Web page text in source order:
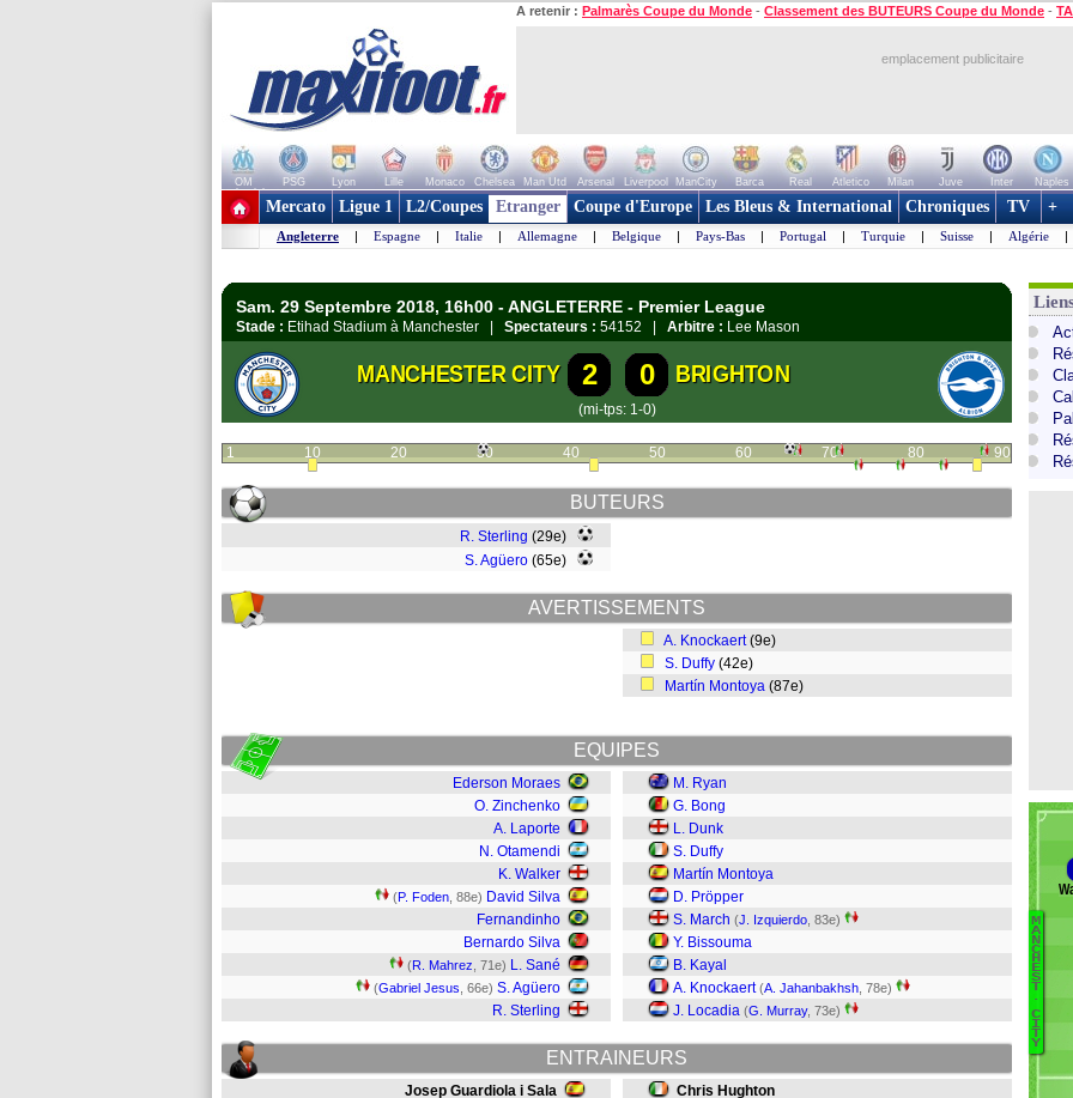
A retenir : Palmarès Coupe du Monde - Classement des BUTEURS Coupe du Monde -
emplacement publicitaire
OM PSG Lyon Lille Monaco Chelsea Man Utd Arsenal Liverpool ManCity Barca Real Atletico Milan Juve Inter Naples
+ de clubs
Mercato Ligue 1 L2/Coupes Etranger Coupe d'Europe Les Bleus & International Chroniques TV +
Angleterre | Espagne | Italie | Allemagne | Belgique | Pays-Bas | Portugal | Turquie | Suisse | Algérie |
Sam. 29 Septembre 2018, 16h00 - ANGLETERRE - Premier League
Stade : Etihad Stadium à Manchester | Spectateurs : 54152 | Arbitre : Lee Mason
MANCHESTER CITY 2 0 BRIGHTON
(mi-tps: 1-0)
1 10 20 30 40 50 60 70 80 90
BUTEURS
R. Sterling (29e)
S. Agüero (65e)
AVERTISSEMENTS
A. Knockaert(9e)
S. Duffy (42e)
Martín Montoya (87e)
EQUIPES
Ederson Moraes
O. Zinchenko
A. Laporte
N. Otamendi
K. Walker
(P. Foden , 88e) David Silva
Fernandinho
Bernardo Silva
(R. Mahrez , 71e) L. Sané
(Gabriel Jesus , 66e) S. Agüero
R. Sterling
M. Ryan
G. Bong
L. Dunk
S. Duffy
Martín Montoya
D. Pröpper
S. March (J. Izquierdo , 83e)
Y. Bissouma
B. Kayal
A. Knockaert (A. Jahanbakhsh , 78e)
J. Locadia (G. Murray, 73e)
ENTRAINEURS
Josep Guardiola i Sala Chris Hughton
M
A
N
C
H
E
S
T
.
C
I
T
Y